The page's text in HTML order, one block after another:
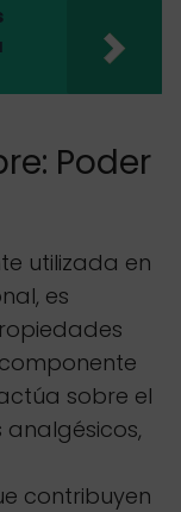
Poder
utilizada en
es
sobre el
contribuyen